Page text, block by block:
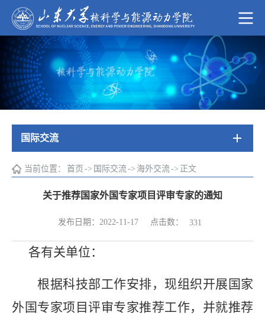
国际交流
当前位置： 首页 -> 国际交流-> 海外交流-> 正文
关于推荐国家外国专家项目评审专家的通知
发布日期：2022-11-17 点击数： 331
各有关单位：
根据科技部工作安排，现组织开展国家
外国专家项目评审专家推荐工作，并就推荐